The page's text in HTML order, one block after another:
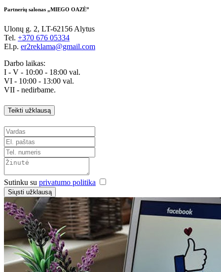
Partnerių salonas „MIEGO OAZĖ”
Ulonų g. 2, LT-62156 Alytus
Tel. +370 676 05334
El.p. er2reklama@gmail.com
Darbo laikas:
I - V - 10:00 - 18:00 val.
VI - 10:00 - 13:00 val.
VII - nedirbame.
Teikti užklausą
Sutinku su privatumo politika
Siųsti užklausą